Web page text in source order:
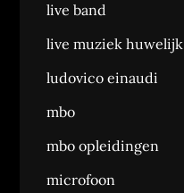
live band
live muziek huwelijk
ludovico einaudi
mbo
mbo opleidingen
microfoon